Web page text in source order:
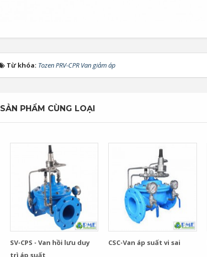
Từ khóa: Tozen PRV-CPR Van giảm áp
SẢN PHẨM CÙNG LOẠI
SV-CPS - Van hồi lưu duy
trì áp suất
CSC-Van áp suất vi sai